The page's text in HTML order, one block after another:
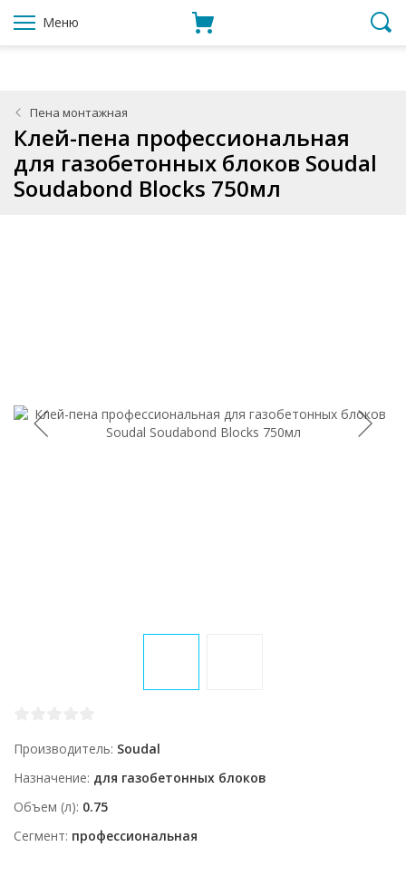
Меню
Пена монтажная
Клей-пена профессиональная
для газобетонных блоков Soudal
Soudabond Blocks 750мл
Производитель Soudal
Назначение для газобетонных блоков
Объем (л) 0.75
Сегмент профессиональная